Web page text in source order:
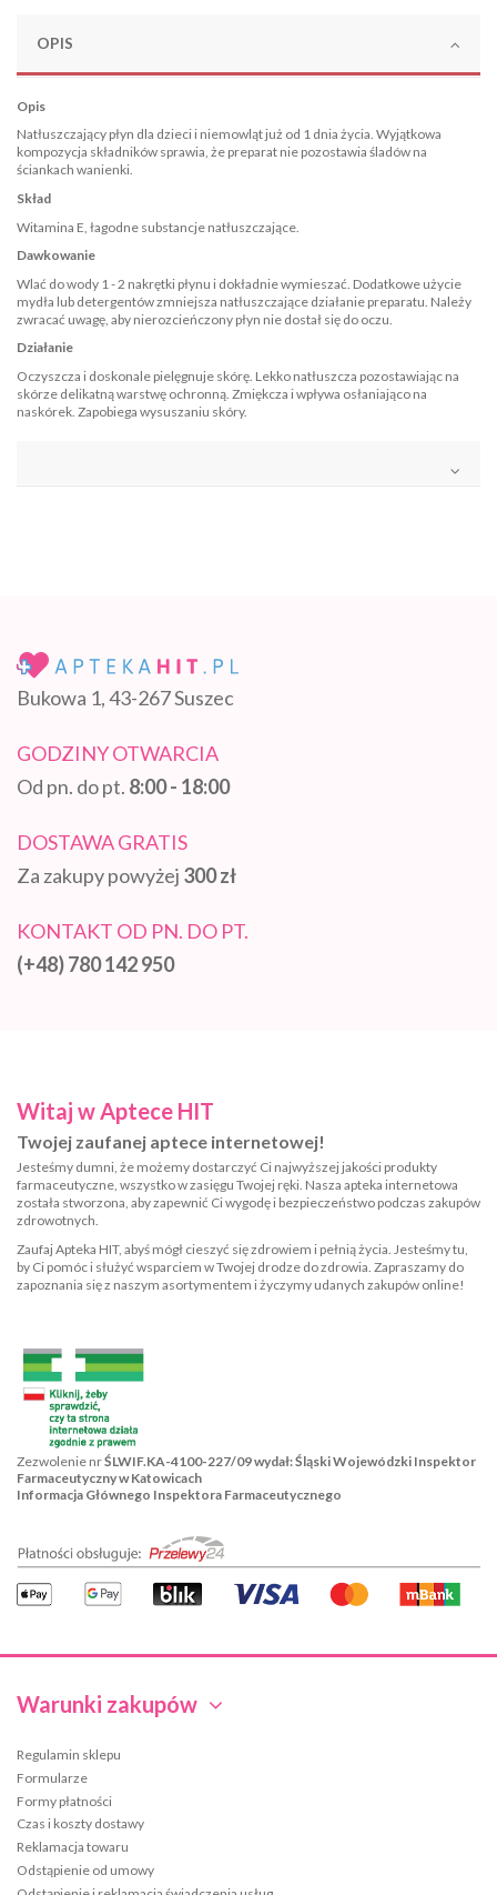
OPIS
Opis
Natłuszczający płyn dla dzieci i niemowląt już od 1 dnia życia. Wyjątkowa
kompozycja składników sprawia, że preparat nie pozostawia śladów na
ściankach wanienki.
Skład
Witamina E, łagodne substancje natłuszczające.
Dawkowanie
Wlać do wody 1 - 2 nakrętki płynu i dokładnie wymieszać. Dodatkowe użycie
mydła lub detergentów zmniejsza natłuszczające działanie preparatu. Należy
zwracać uwagę, aby nierozcieńczony płyn nie dostał się do oczu.
Działanie
Oczyszcza i doskonale pielęgnuje skórę. Lekko natłuszcza pozostawiając na
skórze delikatną warstwę ochronną. Zmiękcza i wpływa osłaniająco na
naskórek. Zapobiega wysuszaniu skóry.
Bukowa 1, 43-267 Suszec
GODZINY OTWARCIA
Od pn. do pt. 8:00 - 18:00
DOSTAWA GRATIS
Za zakupy powyżej 300 zł
KONTAKT OD PN. DO PT.
(+48) 780 142 950
Warunki zakupów
Regulamin sklepu
Formularze
Formy płatności
Czas i koszty dostawy
Reklamacja towaru
Odstąpienie od umowy
Witaj w Aptece HIT
Twojej zaufanej aptece internetowej!
Jesteśmy dumni, że możemy dostarczyć Ci najwyższej jakości produkty
farmaceutyczne, wszystko w zasięgu Twojej ręki. Nasza apteka internetowa
została stworzona, aby zapewnić Ci wygodę i bezpieczeństwo podczas zakupów
zdrowotnych.
Zaufaj Apteka HIT, abyś mógł cieszyć się zdrowiem i pełnią życia. Jesteśmy tu,
by Ci pomóc i służyć wsparciem w Twojej drodze do zdrowia. Zapraszamy do
zapoznania się z naszym asortymentem i życzymy udanych zakupów online!
Zezwolenie nrŚLWIF.KA-4100-227/09 wydał: Śląski Wojewódzki Inspektor
Farmaceutyczny w Katowicach
Informacja Głównego Inspektora Farmaceutycznego